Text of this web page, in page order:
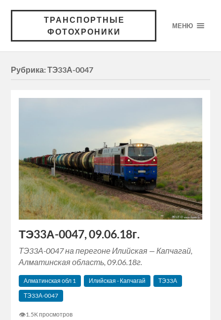
ТРАНСПОРТНЫЕ
ФОТОХРОНИКИ
МЕНЮ
Рубрика:ТЭ33А-0047
ТЭ33А-0047, 09.06.18г.
ТЭ33А-0047 на перегоне Илийская — Капчагай,
Алматинская область, 09.06.18г.
Алматинская‬ обл 1 Илийская - Капчагай
ТЭ33А
ТЭ33А-0047
👁1.5K просмотров